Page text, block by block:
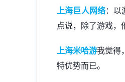
上海巨人网络：以
点说，除了游戏，
上海米哈游我觉得
特优势而已。